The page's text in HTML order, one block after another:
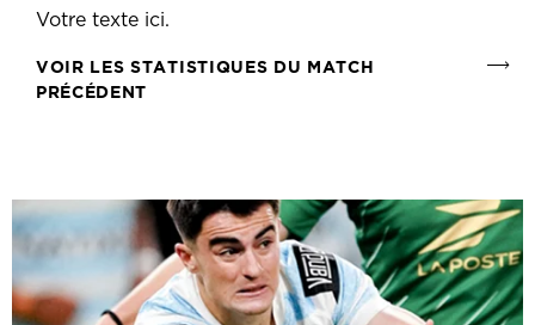
Votre texte ici.
VOIR LES STATISTIQUES DU MATCH
PRÉCÉDENT